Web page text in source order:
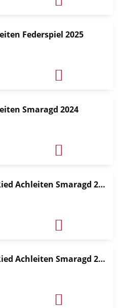
Federspiel 2025
Smaragd 2024
Jäger - Grüner Veltliner Ried Achleiten Smaragd 2024
Jäger - Grüner Veltliner Ried Achleiten Smaragd 2025